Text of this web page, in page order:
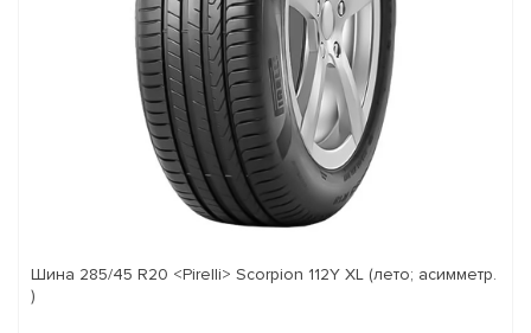
Шина 285/45 R20 <Pirelli> Scorpion 112Y XL (лето; асимметр.
)